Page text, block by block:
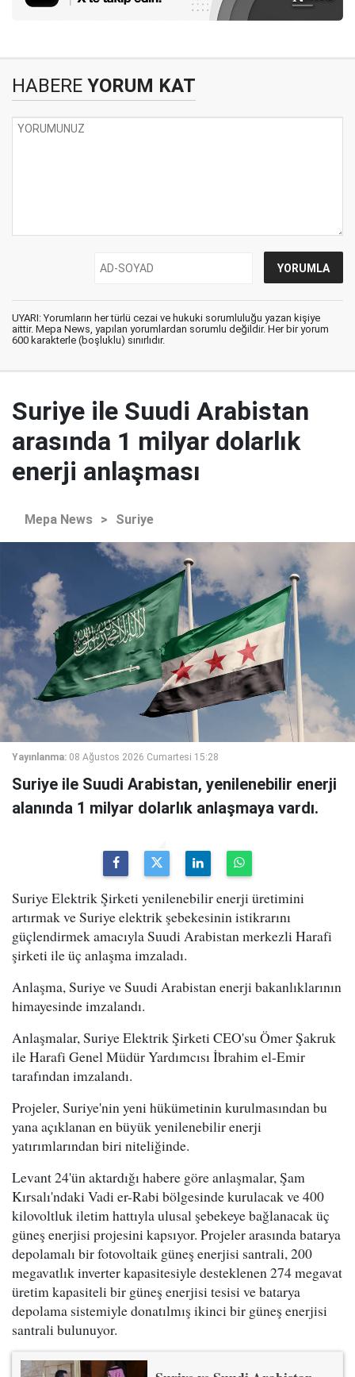
HABERE YORUM KAT
UYARI: Yorumların her türlü cezai ve hukuki sorumluluğu yazan kişiye
aittir. Mepa News, yapılan yorumlardan sorumlu değildir. Her bir yorum
600 karakterle (boşluklu) sınırlıdır.
Suriye ile Suudi Arabistan
arasında 1 milyar dolarlık
enerji anlaşması
Mepa News > Suriye
Yayınlanma: 08 Ağustos 2026 Cumartesi 15:28
Suriye ile Suudi Arabistan, yenilenebilir enerji
alanında 1 milyar dolarlık anlaşmaya vardı.
Suriye Elektrik Şirketi yenilenebilir enerji üretimini
artırmak ve Suriye elektrik şebekesinin istikrarını
güçlendirmek amacıyla Suudi Arabistan merkezli Harafi
şirketi ile üç anlaşma imzaladı.
Anlaşma, Suriye ve Suudi Arabistan enerji bakanlıklarının
himayesinde imzalandı.
Anlaşmalar, Suriye Elektrik Şirketi CEO'su Ömer Şakruk
ile Harafi Genel Müdür Yardımcısı İbrahim el-Emir
tarafından imzalandı.
Projeler, Suriye'nin yeni hükümetinin kurulmasından bu
yana açıklanan en büyük yenilenebilir enerji
yatırımlarından biri niteliğinde.
Levant 24'ün aktardığı habere göre anlaşmalar, Şam
Kırsalı'ndaki Vadi er-Rabi bölgesinde kurulacak ve 400
kilovoltluk iletim hattıyla ulusal şebekeye bağlanacak üç
güneş enerjisi projesini kapsıyor. Projeler arasında batarya
depolamalı bir fotovoltaik güneş enerjisi santrali, 200
megavatlık inverter kapasitesiyle desteklenen 274 megavat
üretim kapasiteli bir güneş enerjisi tesisi ve batarya
depolama sistemiyle donatılmış ikinci bir güneş enerjisi
santrali bulunuyor.